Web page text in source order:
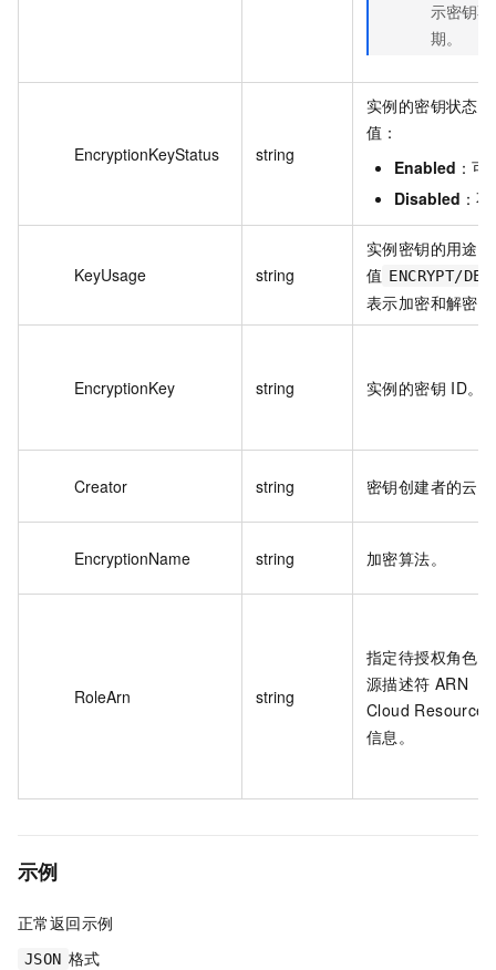
示密钥
期。
EncryptionKeyStatus string
实例的密钥状态
值：
Enabled ：可
Disabled ：
KeyUsage string
实例密钥的用途
值 ENCRYPT/
表示加密和解密。
EncryptionKey string 实例的密钥 ID。
Creator string 密钥创建者的云
EncryptionName string 加密算法。
RoleArn string
指定待授权角色
源描述符 ARN（
Cloud Resource
信息。
示例
正常返回示例
JSON 格式